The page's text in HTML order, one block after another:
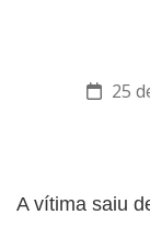
25
A vítima saiu